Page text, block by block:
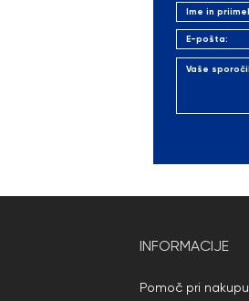
INFORMACIJE
Pomoč pri nakupu